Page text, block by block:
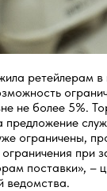
ретейлерам в
не более 5%.
ограничены,
при
поставки», –
ведомства.